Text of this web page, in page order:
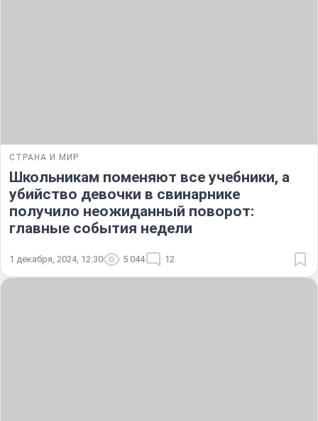
СТРАНА И МИР
Школьникам поменяют все учебники, а
убийство девочки в свинарнике
получило неожиданный поворот:
главные события недели
1 декабря, 2024, 12:30 5 044 12